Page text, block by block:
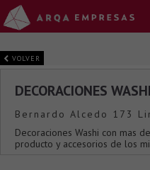
VOLVER
DECORACIONES WASHI
Bernardo Alcedo 173
Decoraciones Washi con mas
producto y accesorios de los